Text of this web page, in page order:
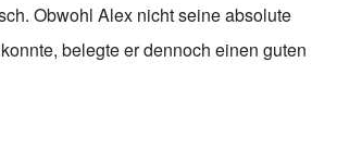
Obwohl Alex nicht seine absolute
belegte er dennoch einen guten